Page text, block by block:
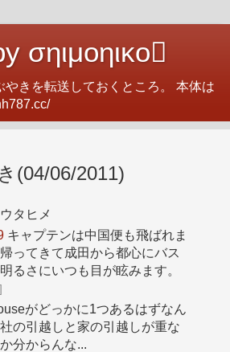
σηιμοηικο
やきを転送しておくところ。 本体は
(04/06/2011)
タヒメ
キャプテンは中国便も飛ばれま
ってきて成田から都心にバス
るさにいつも目が眩みます。
がどっかに1つあるはずなん
の引越しと家の引越しが重な
分からんな...